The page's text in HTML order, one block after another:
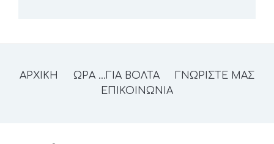
ΑΡΧΙΚΗ ΩΡΑ …ΓΙΑ ΒΟΛΤΑ
ΓΝΩΡΙΣΤΕ ΜΑΣ
ΕΠΙΚΟΙΝΩΝΙΑ